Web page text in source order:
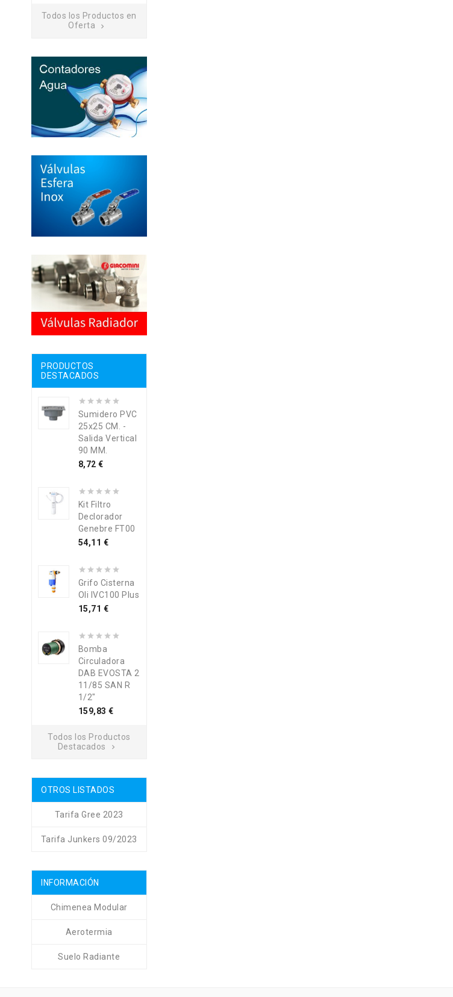
Todos los Productos en
Oferta

PRODUCTOS
DESTACADOS
Sumidero PVC
25x25 CM. -
Salida Vertical
90 MM.
Precio
8,72 €
Kit Filtro
Declorador
Genebre FT00
Precio
54,11 €
Grifo Cisterna
Oli IVC100 Plus
Precio
15,71 €
Bomba
Circuladora
DAB EVOSTA 2
11/85 SAN R
1/2"
Precio
159,83 €
Todos los Productos
Destacados

OTROS LISTADOS
Tarifa Gree 2023
Tarifa Junkers 09/2023
INFORMACIÓN
Chimenea Modular
Aerotermia
Suelo Radiante